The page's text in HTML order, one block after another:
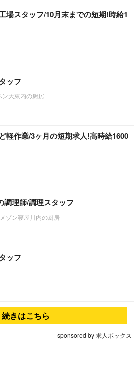
場スタッフ/10月末までの短期!時給1
ッフ
ン大東内の厨房
軽作業/3ヶ月の短期求人!高時給1600
調理師/調理スタッフ
ゾン寝屋川内の厨房
ッフ
続きはこちら
sponsored by 求人ボックス